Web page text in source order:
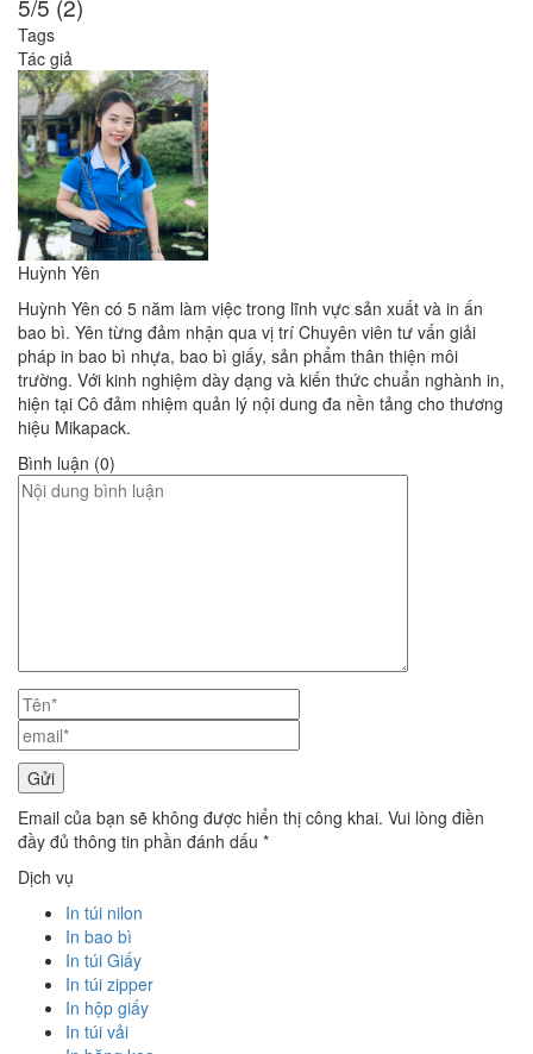
5/5 (2)
Tags
Tác giả
Huỳnh Yên
Huỳnh Yên có 5 năm làm việc trong lĩnh vực sản xuất và in ấn
bao bì. Yên từng đảm nhận qua vị trí Chuyên viên tư vấn giải
pháp in bao bì nhựa, bao bì giấy, sản phẩm thân thiện môi
trường. Với kinh nghiệm dày dạng và kiến thức chuẩn nghành in,
hiện tại Cô đảm nhiệm quản lý nội dung đa nền tảng cho thương
hiệu Mikapack.
Bình luận (0)
Email của bạn sẽ không được hiển thị công khai. Vui lòng điền
đầy đủ thông tin phần đánh dấu *
Dịch vụ
In túi nilon
In bao bì
In túi Giấy
In túi zipper
In hộp giấy
In túi vải